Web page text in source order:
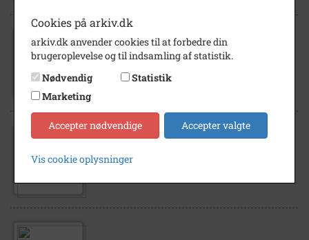
1950- 1955
Anders Kofoed med et af sine børn i bil på
Sejergårdens gårdsplads
1888- 1910
Parti fra Merløse med gadekær og
Cookies på arkiv.dk
arkiv.dk anvender cookies til at forbedre din
brugeroplevelse og til indsamling af statistik.
Nødvendig
Statistik
Marketing
Accepter nødvendige Accepter valgte
Vis cookie oplysninger